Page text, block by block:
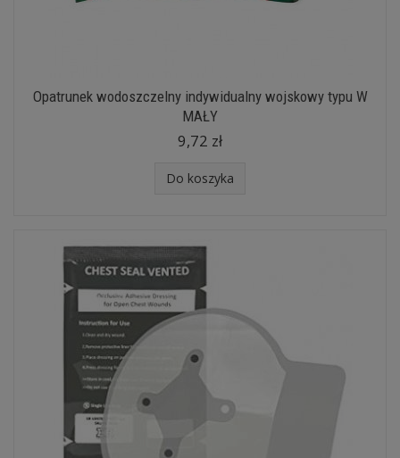
Opatrunek wodoszczelny indywidualny wojskowy typu W
MAŁY
9,72 zł
Do koszyka